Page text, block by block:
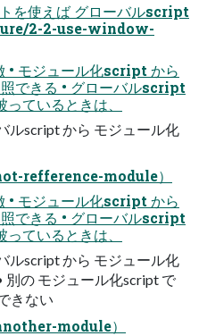
を使えば グローバルscript
2-2-use-window-
モジュール化script から
できる • グローバルscript
ているときは、
ルscript から モジュール化
refference-module）
モジュール化script から
できる • グローバルscript
ているときは、
ルscript から モジュール化
別の モジュール化script で
きない
module）